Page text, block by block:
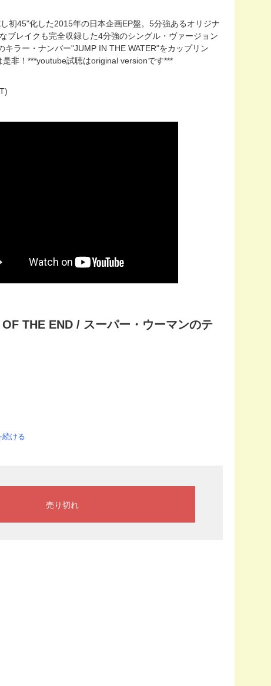
初45"化した2015年の日本企画EP盤。5分強あるオリジナ
ブレイクも完全収録した4分強のシングル・ヴァージョン
ラー・ナンバー"JUMP IN THE WATER"をカップリン
非！***youtube試聴はoriginal versionです***
THE END / スーパー・ウーマンのテ
続ける